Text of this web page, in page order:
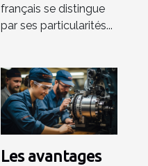
français se distingue
par ses particularités...
Les avantages